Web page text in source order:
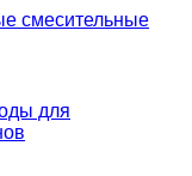
смесительные
для